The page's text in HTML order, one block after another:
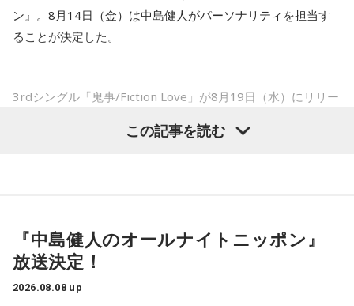
※インタビュアー：文化放送・斉藤一美アナウンサー
山田「痛みがない範囲でできていたのですが、痛みの場所が
動いてしまって、数ミリでも痛みの場所が動くだけで痛みが
変わってくるので」
――実戦復帰まで4ヶ月という診断のもと、ファームで最初に
ラーが出たり、身体との感覚がつながりずらかったりするな
かで、本当にトレーナーさんのおかげでうまくやっていただ
ン』。8月14日（金）は中島健人がパーソナリティを担当す
ることが決定した。
3rdシングル「鬼事/Fiction Love」が8月19日（水）にリリー
ティを初めて担当する。番組では、新曲「鬼事/Fiction
盛りだくさんの内容でお届けする一夜限りの特別番組『中島
健人のオールナイトニッポン』は8月14日(金)25時からニッポ
ン放送をキーステーションに全国ネットで放送。
この記事を読む
『中島健人のオールナイトニッポン』
放送決定！
2026.08.08 up